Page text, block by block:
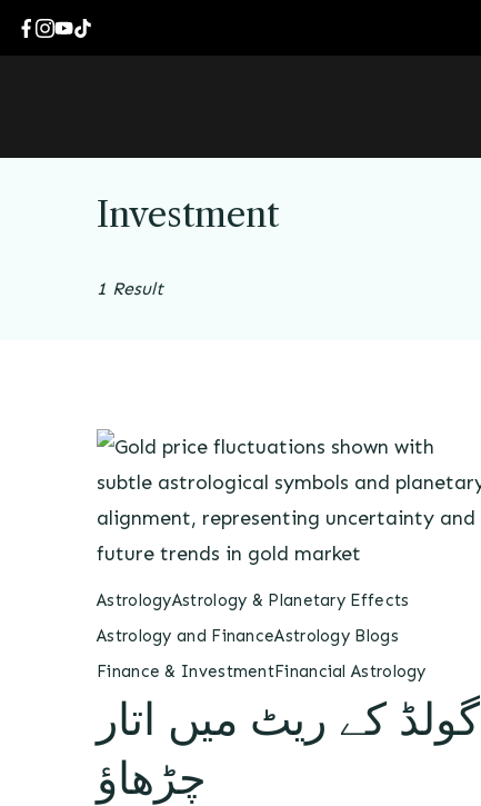
Investment
1 Result
AstrologyAstrology & Planetary Effects
Astrology and FinanceAstrology Blogs
Finance & InvestmentFinancial Astrology
گولڈ کے ریٹ میں اتار
چڑھاؤ